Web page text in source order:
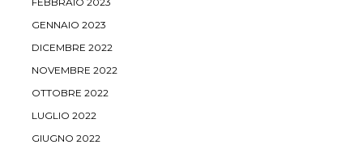
GENNAIO 2023
DICEMBRE 2022
NOVEMBRE 2022
OTTOBRE 2022
LUGLIO 2022
GIUGNO 2022